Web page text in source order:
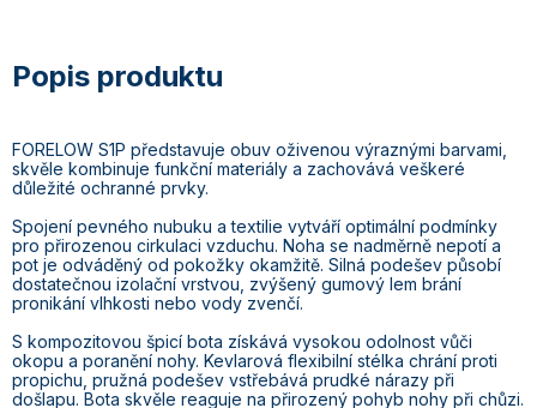
FORELOW S1P představuje obuv oživenou výraznými barvami,
skvěle kombinuje funkční materiály a zachovává veškeré
důležité ochranné prvky.
Spojení pevného nubuku a textilie vytváří optimální podmínky
pro přirozenou cirkulaci vzduchu. Noha se nadměrně nepotí a
pot je odváděný od pokožky okamžitě. Silná podešev působí
dostatečnou izolační vrstvou, zvýšený gumový lem brání
pronikání vlhkosti nebo vody zvenčí.
S kompozitovou špicí bota získává vysokou odolnost vůči
okopu a poranění nohy. Kevlarová flexibilní stélka chrání proti
propichu, pružná podešev vstřebává prudké nárazy při
došlapu. Bota skvěle reaguje na přirozený pohyb nohy při chůzi.